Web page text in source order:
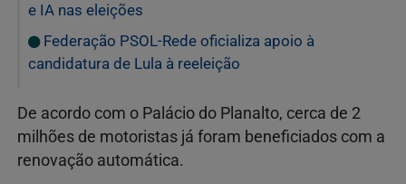
e IA nas eleições
Federação PSOL-Rede oficializa apoio à
candidatura de Lula à reeleição
De acordo com o Palácio do Planalto, cerca de 2
milhões de motoristas já foram beneficiados com a
renovação automática.